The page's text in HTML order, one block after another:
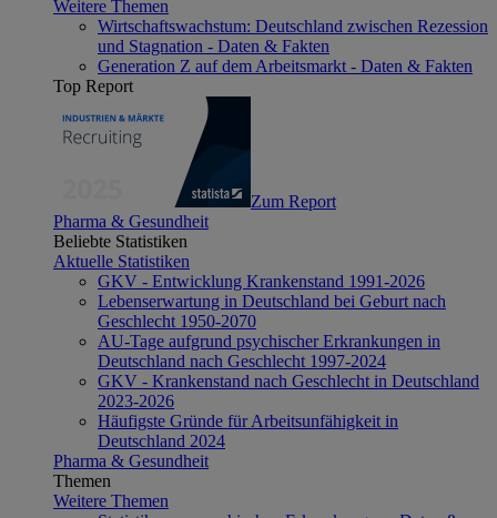
Weitere Themen
Wirtschaftswachstum: Deutschland zwischen Rezession
und Stagnation - Daten & Fakten
Generation Z auf dem Arbeitsmarkt - Daten & Fakten
Top Report
Zum Report
Pharma & Gesundheit
Beliebte Statistiken
Aktuelle Statistiken
GKV - Entwicklung Krankenstand 1991-2026
Lebenserwartung in Deutschland bei Geburt nach
Geschlecht 1950-2070
AU-Tage aufgrund psychischer Erkrankungen in
Deutschland nach Geschlecht 1997-2024
GKV - Krankenstand nach Geschlecht in Deutschland
2023-2026
Häufigste Gründe für Arbeitsunfähigkeit in
Deutschland 2024
Pharma & Gesundheit
Themen
Weitere Themen